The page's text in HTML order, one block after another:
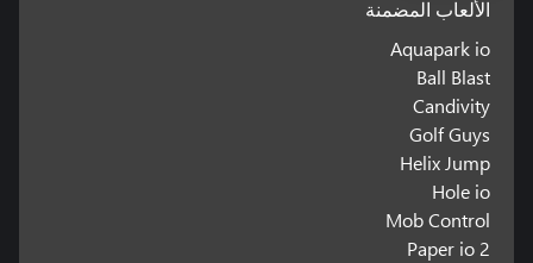
الألعاب المضمنة
Aquapark io
Ball Blast
Candivity
Golf Guys
Helix Jump
Hole io
Mob Control
Paper io 2